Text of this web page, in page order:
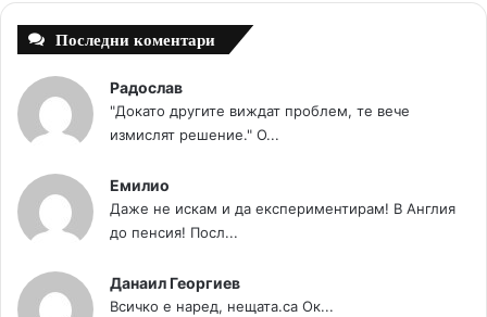
Последни коментари
Радослав
"Докато другите виждат проблем, те вече
измислят решение." О...
Емилио
Даже не искам и да експериментирам! В Англия
до пенсия! Посл...
Данаил Георгиев
Всичко е наред, нещата.са Ок...